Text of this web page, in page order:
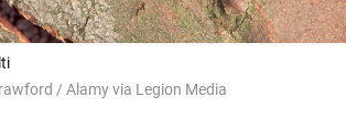
/ Alamy via Legion Media